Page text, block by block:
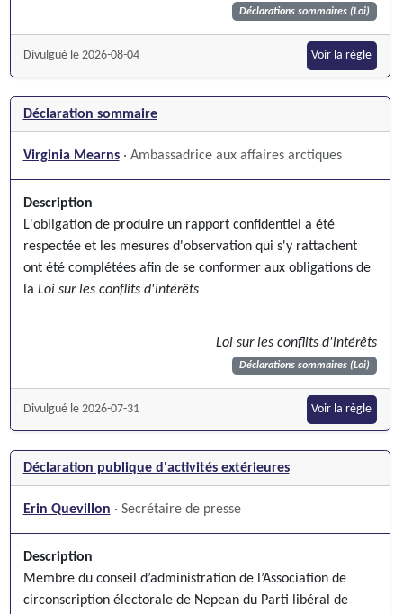
Déclarations sommaires (Loi)
Divulgué le 2026-08-04 Voir la règle
Déclaration sommaire
Virginia Mearns · Ambassadrice aux affaires arctiques
Description
L'obligation de produire un rapport confidentiel a été
respectée et les mesures d'observation qui s'y rattachent
ont été complétées afin de se conformer aux obligations de
la Loi sur les conflits d'intérêts
Loi sur les conflits d'intérêts
Déclarations sommaires (Loi)
Divulgué le 2026-07-31 Voir la règle
Déclaration publique d'activités extérieures
Erin Quevillon · Secrétaire de presse
Description
Membre du conseil d’administration de l’Association de
circonscription électorale de Nepean du Parti libéral de